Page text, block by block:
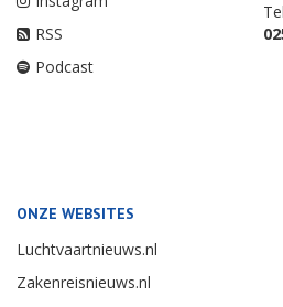
RSS
Podcast
ONZE WEBSITES
Luchtvaartnieuws.nl
Zakenreisnieuws.nl